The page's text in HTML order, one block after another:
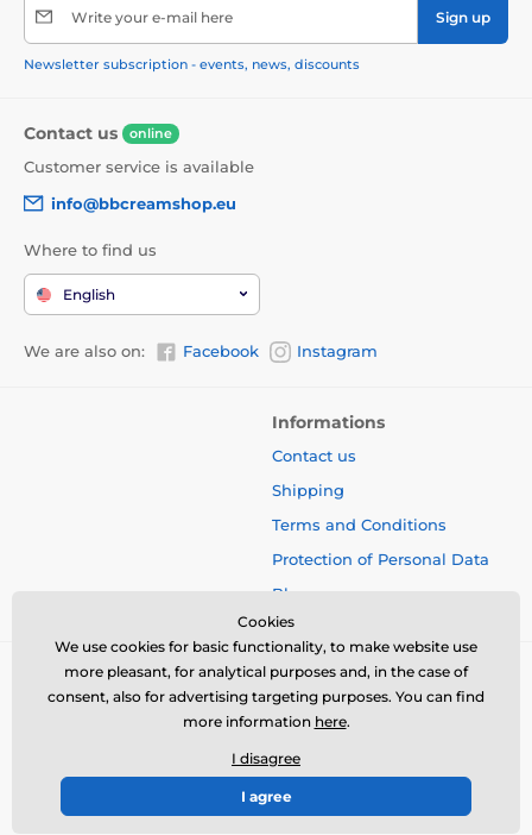
Write your e-mail here Sign up
Newsletter subscription - events, news, discounts
Contact us online
Customer service is available
info@bbcreamshop.eu
Where to find us
English
We are also on: Facebook Instagram
Informations
Contact us
Shipping
Terms and Conditions
Protection of Personal Data
Blog
© 2026 www.bbcreamshop.eu ⦁ E-shop created by
Cookies
We use cookies for basic functionality, to make website use
more pleasant, for analytical purposes and, in the case of
consent, also for advertising targeting purposes. You can find
more information here.
I disagree
I agree